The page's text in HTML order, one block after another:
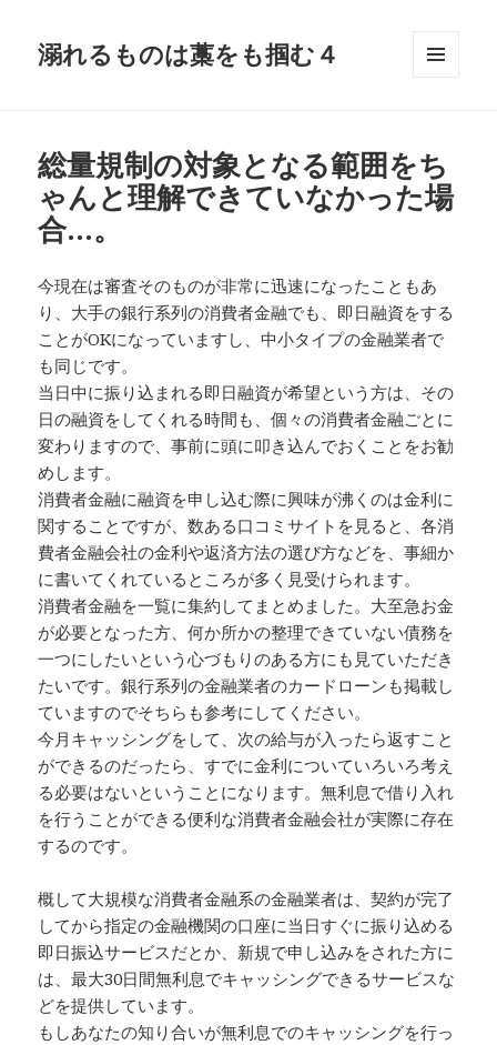
溺れるものは藁をも掴む４
総量規制の対象となる範囲をち
ゃんと理解できていなかった場
合…。
今現在は審査そのものが非常に迅速になったこともあ
り、大手の銀行系列の消費者金融でも、即日融資をする
ことがOKになっていますし、中小タイプの金融業者で
も同じです。
当日中に振り込まれる即日融資が希望という方は、その
日の融資をしてくれる時間も、個々の消費者金融ごとに
変わりますので、事前に頭に叩き込んでおくことをお勧
めします。
消費者金融に融資を申し込む際に興味が沸くのは金利に
関することですが、数ある口コミサイトを見ると、各消
費者金融会社の金利や返済方法の選び方などを、事細か
に書いてくれているところが多く見受けられます。
消費者金融を一覧に集約してまとめました。大至急お金
が必要となった方、何か所かの整理できていない債務を
一つにしたいという心づもりのある方にも見ていただき
たいです。銀行系列の金融業者のカードローンも掲載し
ていますのでそちらも参考にしてください。
今月キャッシングをして、次の給与が入ったら返すこと
ができるのだったら、すでに金利についていろいろ考え
る必要はないということになります。無利息で借り入れ
を行うことができる便利な消費者金融会社が実際に存在
するのです。
概して大規模な消費者金融系の金融業者は、契約が完了
してから指定の金融機関の口座に当日すぐに振り込める
即日振込サービスだとか、新規で申し込みをされた方に
は、最大30日間無利息でキャッシングできるサービスな
どを提供しています。
もしあなたの知り合いが無利息でのキャッシングを行っ